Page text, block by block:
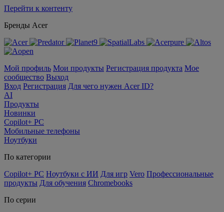
Перейти к контенту
Бренды Acer
Мой профиль Мои продукты Регистрация продукта Мое
сообщество Выход
Вход Регистрация Для чего нужен Acer ID?
AI
Продукты
Новинки
Copilot+ PC
Мобильные телефоны
Ноутбуки
По категории
Copilot+ PC Ноутбуки с ИИ Для игр Vero Профессиональные
продукты Для обучения Chromebooks
По серии